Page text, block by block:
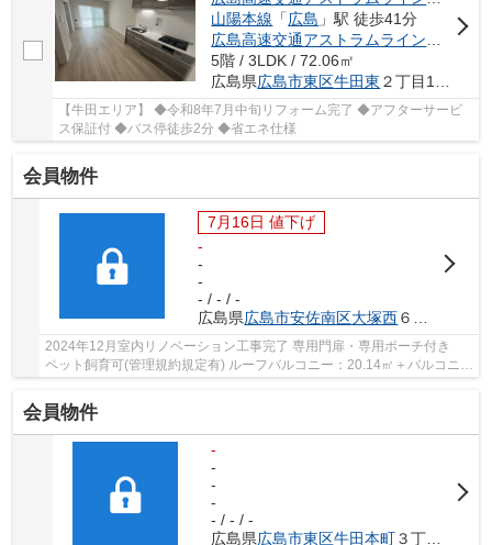
山陽本線 「広島 」駅 徒歩41分
白島
5階 / 3LDK / 72.06㎡
広島県広島市東区牛田東 ２丁目12-39
【牛田エリア】 ◆令和8年7月中旬リフォーム完了 ◆アフターサービ
ス保証付 ◆バス停徒歩2分 ◆省エネ仕様
会員物件
7月16日 値下げ
-
-
-
- / - / -
広島県広島市安佐南区大塚西６丁目10-1
2024年12月室内リノベーション工事完了 専用門扉・専用ポーチ付き
ペット飼育可(管理規約規定有) ルーフバルコニー：20.14㎡＋バルコニ
ー：4.14㎡ 屋内平面駐車場引継ぎ可
会員物件
-
-
-
-
- / - / -
広島県広島市東区牛田本町３丁目2-20